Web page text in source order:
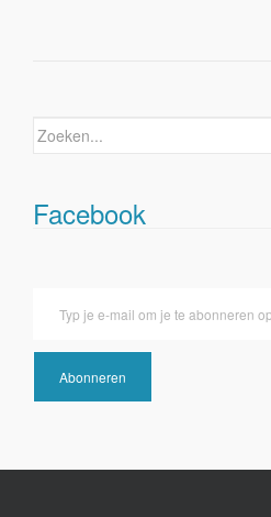
Zoeken
Facebook
Abonneren